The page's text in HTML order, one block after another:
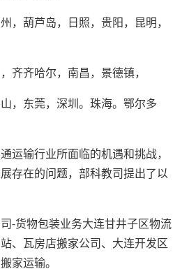
，葫芦岛，日照，贵阳，昆明，
齐齐哈尔，南昌，景德镇，
，东莞，深圳。珠海。鄂尔多
运输行业所面临的机遇和挑战，
存在的问题，部科教司提出了以
-货物包装业务大连甘井子区物流
、瓦房店搬家公司、大连开发区
家运输。